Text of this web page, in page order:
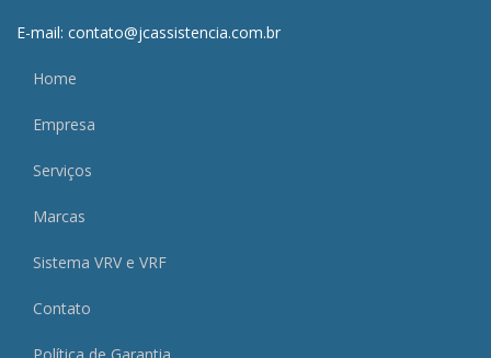
E-mail: contato@jcassistencia.com.br
Home
Empresa
Serviços
Marcas
Sistema VRV e VRF
Contato